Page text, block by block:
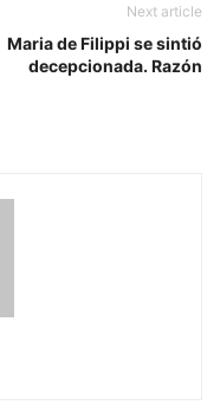
Next article
Maria de Filippi se sintió
decepcionada. Razón